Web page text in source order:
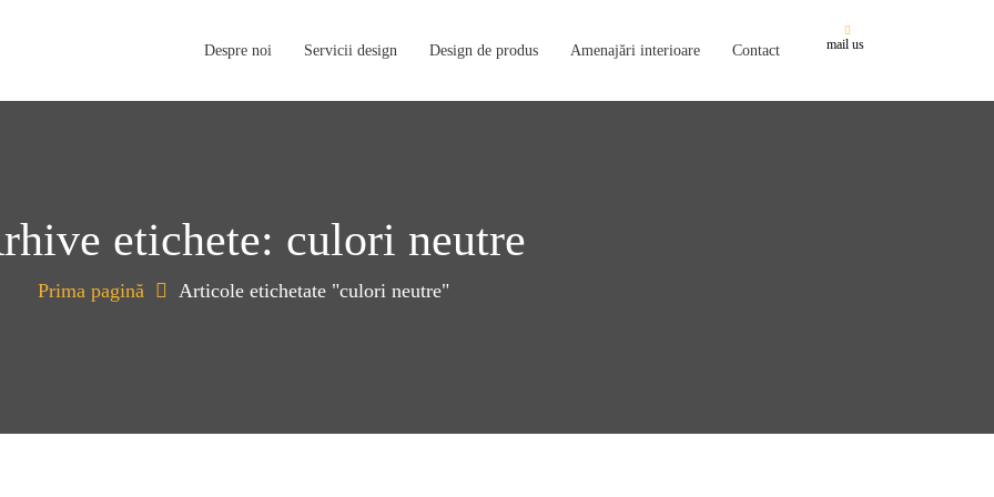
Despre noi Servicii design Design de produs Amenajări interioare Contact mail us
etichete: culori neutre
Prima pagină Articole etichetate "culori neutre"